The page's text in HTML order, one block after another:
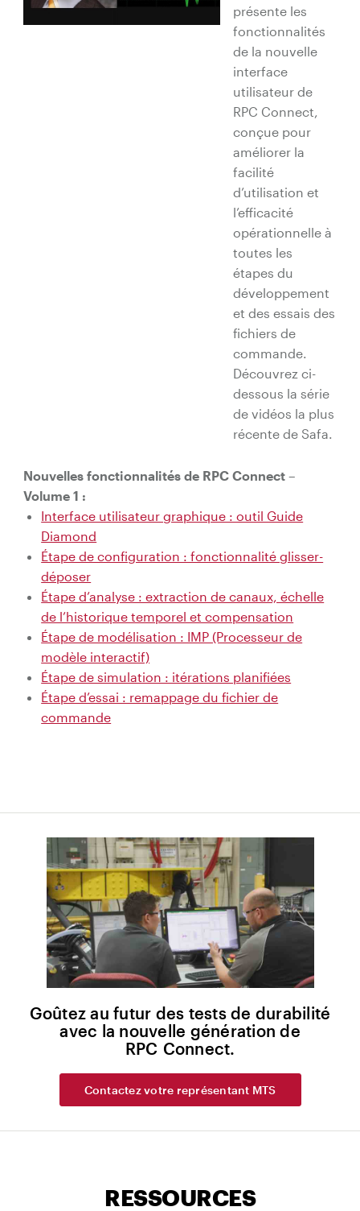
présente les
fonctionnalités
de la nouvelle
interface
utilisateur de
RPC Connect,
conçue pour
améliorer la
facilité
d’utilisation et
l’efficacité
opérationnelle à
toutes les
étapes du
développement
et des essais des
fichiers de
commande.
Découvrez ci-
dessous la série
de vidéos la plus
récente de Safa.
Nouvelles fonctionnalités de RPC Connect –
Volume 1 :
Interface utilisateur graphique : outil Guide
Diamond
Étape de configuration : fonctionnalité glisser-
déposer
Étape d’analyse : extraction de canaux, échelle
de l’historique temporel et compensation
Étape de modélisation : IMP (Processeur de
modèle interactif)
Étape de simulation : itérations planifiées
Étape d’essai : remappage du fichier de
commande
Goûtez au futur des tests de durabilité
avec la nouvelle génération de
RPC Connect.
Contactez votre représentant MTS
RESSOURCES